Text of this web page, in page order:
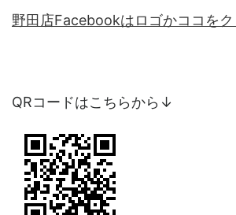
野田店Facebookはロゴかココをク
QRコードはこちらから↓